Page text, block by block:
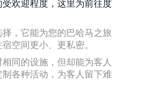
欢迎程度，这里为前往度
，它能为您的巴哈马之旅
空间更小、更私密。
同的设施，但却能为客人
各种活动，为客人留下难